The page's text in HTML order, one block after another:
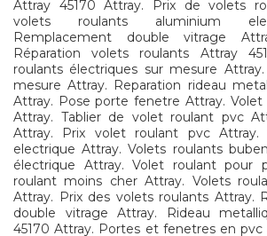
Attray 45170 Attray. Prix de volets
volets roulants aluminium
Remplacement double vitrage
Réparation volets roulants Attray
roulants électriques sur mesure
mesure Attray. Reparation rideau
Attray. Pose porte fenetre Attray. Volet
Attray. Tablier de volet roulant pvc
Attray. Prix volet roulant pvc Attray.
electrique Attray. Volets roulants
électrique Attray. Volet roulant pour
roulant moins cher Attray. Volets
Attray. Prix des volets roulants Attray.
double vitrage Attray. Rideau
45170 Attray. Portes et fenetres en